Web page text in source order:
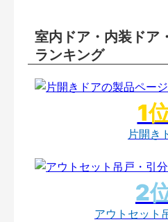
室内ドア・内装ドア
ランキング
片開き
アウトセット